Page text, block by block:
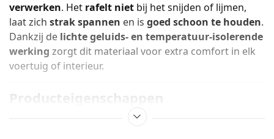
verwerken. Het rafelt niet bij het snijden of lijmen,
laat zich strak spannen en is goed schoon te houden.
Dankzij de lichte geluids- en temperatuur-isolerende
werking zorgt dit materiaal voor extra comfort in elk
voertuig of interieur.
Producteigenschappen